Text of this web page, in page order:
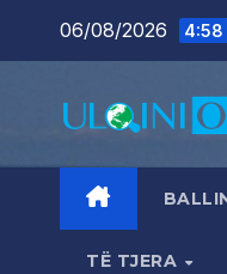
06/08/2026 4:58
TË TJERA